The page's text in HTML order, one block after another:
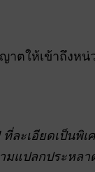
ตให้เข้าถึงหน่
ละเอียดเป็นพิ
มแปลกประหล